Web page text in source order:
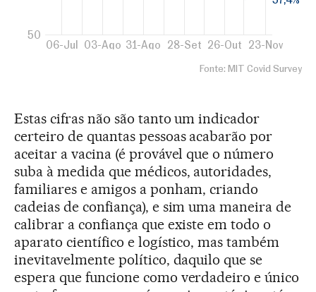
Estas cifras não são tanto um indicador
certeiro de quantas pessoas acabarão por
aceitar a vacina (é provável que o número
suba à medida que médicos, autoridades,
familiares e amigos a ponham, criando
cadeias de confiança), e sim uma maneira de
calibrar a confiança que existe em todo o
aparato científico e logístico, mas também
inevitavelmente político, daquilo que se
espera que funcione como verdadeiro e único